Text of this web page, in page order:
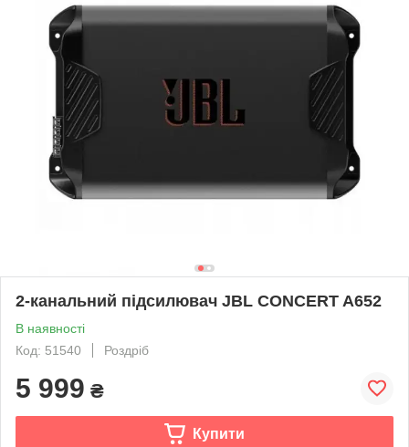
2-канальний підсилювач JBL CONCERT A652
В наявності
Код: 51540
Роздріб
5 999 ₴
Купити